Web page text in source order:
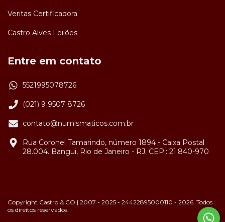
Veritas Certificadora
Castro Alves Leilões
Entre em contato
5521995078726
(021) 9 9507 8726
contato@numismaticos.com.br
Rua Coronel Tamarindo, número 1894 - Caixa Postal
28.004. Bangui, Rio de Janeiro - RJ. CEP.: 21.840-970
Copyright Castro & CO | 2007 - 2025 - 24422895000110 - 2026. Todos
os direitos reservados.